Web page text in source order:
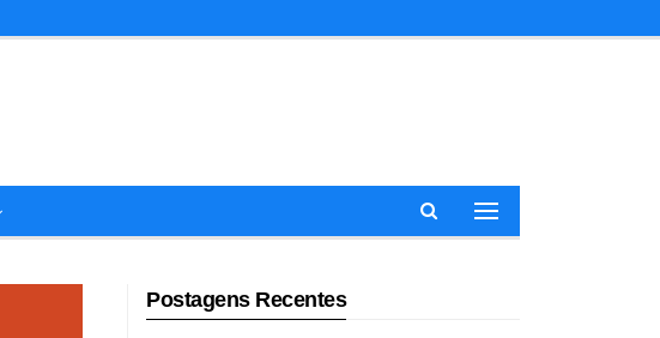
Postagens Recentes